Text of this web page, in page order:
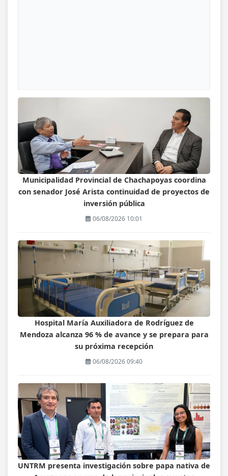
Municipalidad Provincial de Chachapoyas coordina
con senador José Arista continuidad de proyectos de
inversión pública
06/08/2026 10:01
Hospital María Auxiliadora de Rodríguez de
Mendoza alcanza 96 % de avance y se prepara para
su próxima recepción
06/08/2026 09:40
UNTRM presenta investigación sobre papa nativa de